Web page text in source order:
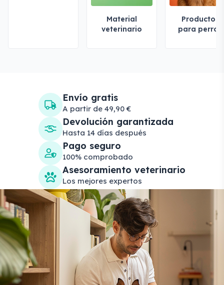
Material
veterinario
Productos
para perros
Envío gratis
A partir de 49,90 €
Devolución garantizada
Hasta 14 días después
Pago seguro
100% comprobado
Asesoramiento veterinario
Los mejores expertos